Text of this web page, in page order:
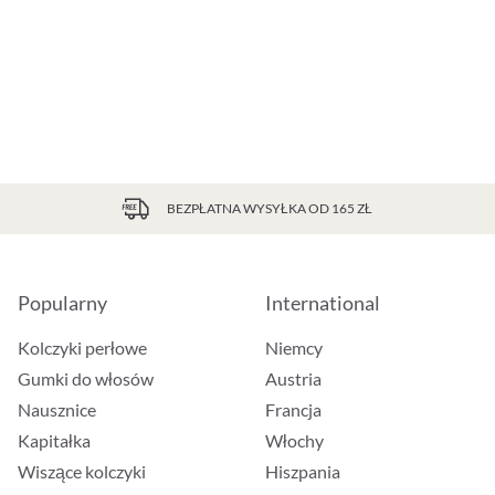
BEZPŁATNA WYSYŁKA OD 165 ZŁ
Popularny
Kolczyki perłowe
Gumki do włosów
Nausznice
Kapitałka
Wiszące kolczyki
International
Niemcy
Austria
Francja
Włochy
Hiszpania